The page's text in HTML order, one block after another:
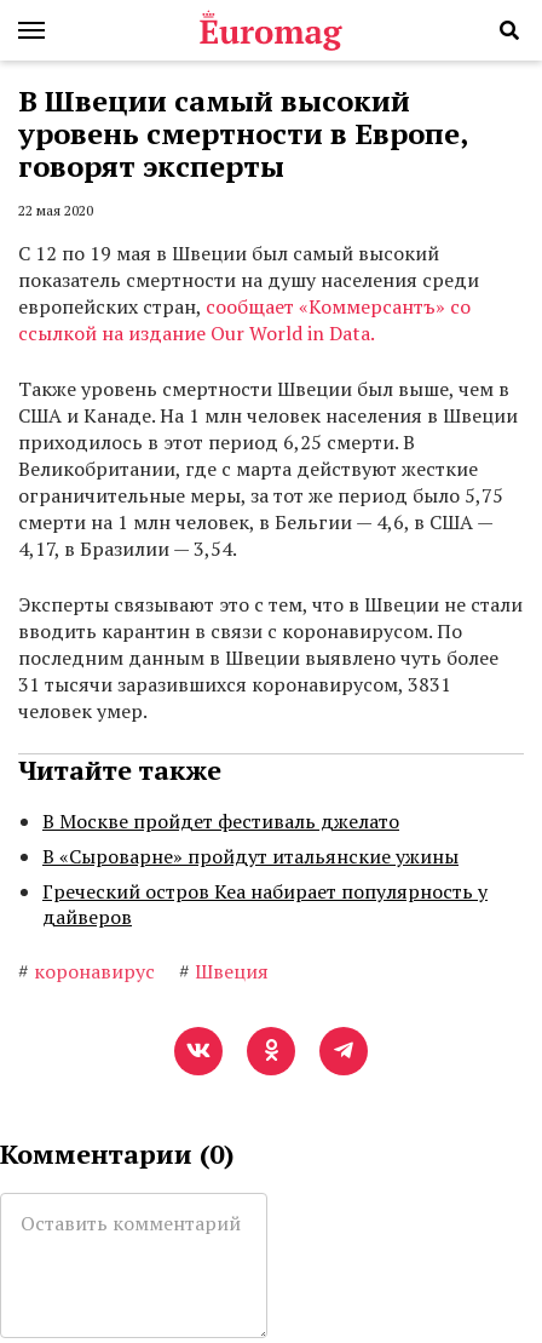
В Швеции самый высокий
уровень смертности в Европе,
говорят эксперты
22 мая 2020
С 12 по 19 мая в Швеции был самый высокий
показатель смертности на душу населения среди
европейских стран, сообщает «Коммерсантъ» со
ссылкой на издание Our World in Data.
Также уровень смертности Швеции был выше, чем в
США и Канаде. На 1 млн человек населения в Швеции
приходилось в этот период 6,25 смерти. В
Великобритании, где с марта действуют жесткие
ограничительные меры, за тот же период было 5,75
смерти на 1 млн человек, в Бельгии — 4,6, в США —
4,17, в Бразилии — 3,54.
Эксперты связывают это с тем, что в Швеции не стали
вводить карантин в связи с коронавирусом. По
последним данным в Швеции выявлено чуть более
31 тысячи заразившихся коронавирусом, 3831
человек умер.
Читайте также
В Москве пройдет фестиваль джелато
В «Сыроварне» пройдут итальянские ужины
Греческий остров Кеа набирает популярность у
дайверов
# коронавирус # Швеция
Комментарии (0)